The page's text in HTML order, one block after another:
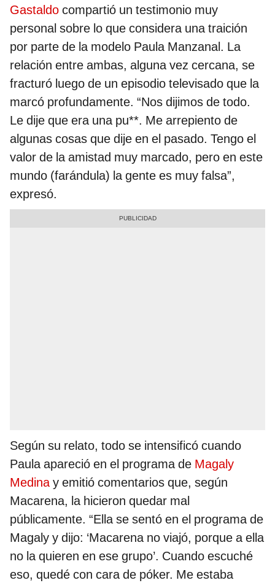
Gastaldo compartió un testimonio muy
personal sobre lo que considera una traición
por parte de la modelo Paula Manzanal. La
relación entre ambas, alguna vez cercana, se
fracturó luego de un episodio televisado que la
marcó profundamente. “Nos dijimos de todo.
Le dije que era una pu**. Me arrepiento de
algunas cosas que dije en el pasado. Tengo el
valor de la amistad muy marcado, pero en este
mundo (farándula) la gente es muy falsa”,
expresó.
Según su relato, todo se intensificó cuando
Paula apareció en el programa de Magaly
Medinay emitió comentarios que, según
Macarena, la hicieron quedar mal
públicamente. “Ella se sentó en el programa de
Magaly y dijo: ‘Macarena no viajó, porque a ella
no la quieren en ese grupo’. Cuando escuché
eso, quedé con cara de póker. Me estaba